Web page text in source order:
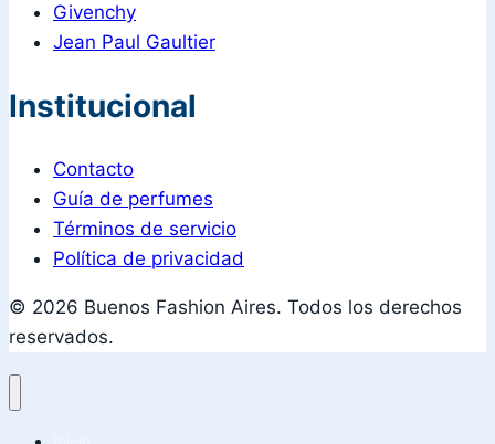
Givenchy
Jean Paul Gaultier
Institucional
Contacto
Guía de perfumes
Términos de servicio
Política de privacidad
© 2026 Buenos Fashion Aires. Todos los derechos
reservados.